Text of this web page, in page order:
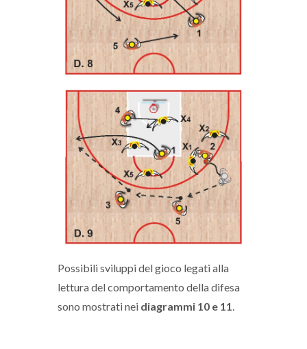
Possibili sviluppi del gioco legati alla
lettura del comportamento della difesa
sono mostrati nei diagrammi 10 e 11.